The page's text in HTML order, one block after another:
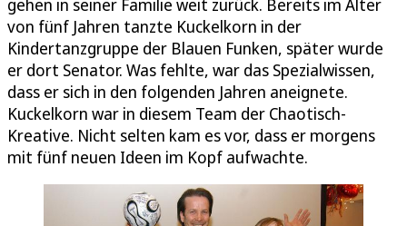
gehen in seiner Familie weit zurück. Bereits im Alter
von fünf Jahren tanzte Kuckelkorn in der
Kindertanzgruppe der Blauen Funken, später wurde
er dort Senator. Was fehlte, war das Spezialwissen,
dass er sich in den folgenden Jahren aneignete.
Kuckelkorn war in diesem Team der Chaotisch-
Kreative. Nicht selten kam es vor, dass er morgens
mit fünf neuen Ideen im Kopf aufwachte.